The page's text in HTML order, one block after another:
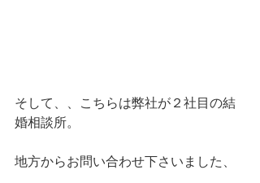
そして、、こちらは弊社が２社目の結
婚相談所。
地方からお問い合わせ下さいました、